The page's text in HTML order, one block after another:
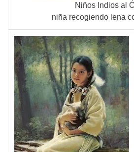
Niños Indios al
niña recogiendo lena